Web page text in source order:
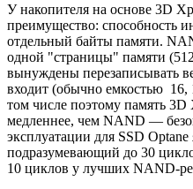
У накопителя на основе 3D
преимущество: способность
отдельный байты памяти.
одной "страницы" памяти
вынуждены перезаписывать
входит (обычно емкостью 16,
том числе поэтому память 3D
медленнее, чем NAND —
эксплуатации для SSD Optane
подразумевающий до 30
10 циклов у лучших NAND-